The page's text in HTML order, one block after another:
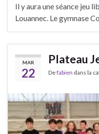
Il y aura une séance jeu
Louannec. Le gymnase
MAR
22
Plateau
Defabien dans la